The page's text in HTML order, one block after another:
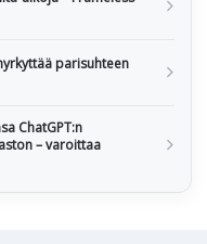
parisuhteen
ChatGPT:n
– varoittaa